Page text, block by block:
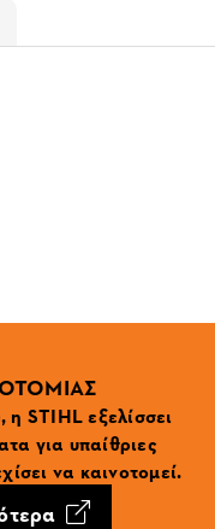
STIHL εξελίσσει
για υπαίθριες
να καινοτομεί.